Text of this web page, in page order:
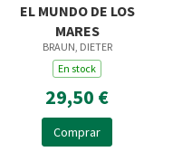
EL MUNDO DE LOS
MARES
BRAUN, DIETER
En stock
29,50 €
Comprar